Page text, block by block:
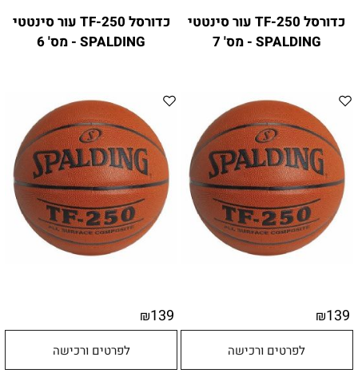
כדורסל TF-250 עור סינטטי
SPALDING - מס' 7
₪139
לפרטים ורכישה
כדורסל TF-250 עור סינטטי
SPALDING - מס' 6
₪139
לפרטים ורכישה